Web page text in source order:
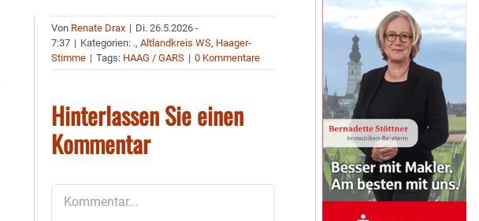
Von Renate Drax | Di. 26.5.2026 -
7:37 | Kategorien: .,Altlandkreis WS, Haager-
Stimme | Tags: HAAG / GARS | 0 Kommentare
Hinterlassen Sie einen
Kommentar